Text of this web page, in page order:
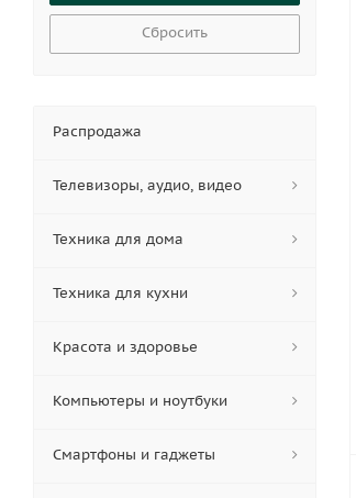
Сбросить
Распродажа
Телевизоры, аудио, видео
Техника для дома
Техника для кухни
Красота и здоровье
Компьютеры и ноутбуки
Смартфоны и гаджеты